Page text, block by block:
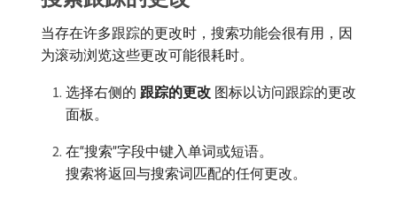
当存在许多跟踪的更改时，搜索功能会很有用，因
为滚动浏览这些更改可能很耗时。
选择右侧的​ 跟踪的更改 ​图标以访问跟踪的更改
面板。
在“搜索”字段中键入单词或短语。
搜索将返回与搜索词匹配的任何更改。